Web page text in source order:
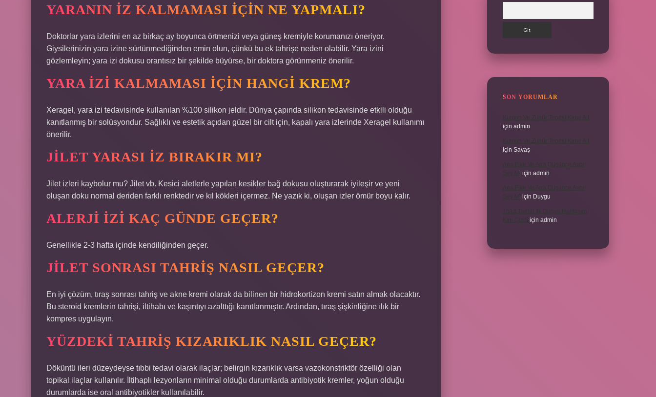
YARANIN IZ KALMAMASI IÇIN NE YAPMALI?
Doktorlar yara izlerini en az birkaç ay boyunca örtmenizi veya güneş kremiyle korumanızı öneriyor.
Giysilerinizin yara izine sürtünmediğinden emin olun, çünkü bu ek tahrişe neden olabilir. Yara izini
gözlemleyin; yara izi dokusu orantısız bir şekilde büyürse, bir doktora görünmeniz önerilir.
YARA IZI KALMAMASI IÇIN HANGI KREM?
Xeragel, yara izi tedavisinde kullanılan %100 silikon jeldir. Dünya çapında silikon tedavisinde etkili olduğu
kanıtlanmış bir solüsyondur. Sağlıklı ve estetik açıdan güzel bir cilt için, kapalı yara izlerinde Xeragel kullanımı
önerilir.
JILET YARASI IZ BIRAKIR MI?
Jilet izleri kaybolur mu? Jilet vb. Kesici aletlerle yapılan kesikler bağ dokusu oluşturarak iyileşir ve yeni
oluşan doku normal deriden farklı renktedir ve kıl kökleri içermez. Ne yazık ki, oluşan izler ömür boyu kalır.
ALERJI IZI KAÇ GÜNDE GEÇER?
Genellikle 2-3 hafta içinde kendiliğinden geçer.
JILET SONRASI TAHRIŞ NASIL GEÇER?
En iyi çözüm, tıraş sonrası tahriş ve akne kremi olarak da bilinen bir hidrokortizon kremi satın almak olacaktır.
Bu steroid kremlerin tahrişi, iltihabı ve kaşıntıyı azalttığı kanıtlanmıştır. Ardından, tıraş şişkinliğine ılık bir
kompres uygulayın.
YÜZDEKI TAHRIŞ KIZARIKLIK NASIL GEÇER?
Döküntü ileri düzeydeyse tıbbi tedavi olarak ilaçlar; belirgin kızarıklık varsa vazokonstriktör özelliği olan
topikal ilaçlar kullanılır. İltihaplı lezyonların minimal olduğu durumlarda antibiyotik kremler, yoğun olduğu
durumlarda ise oral antibiyotikler kullanılabilir.
SON YORUMLAR
için admin
için Savaş
için admin
için Duygu
için admin